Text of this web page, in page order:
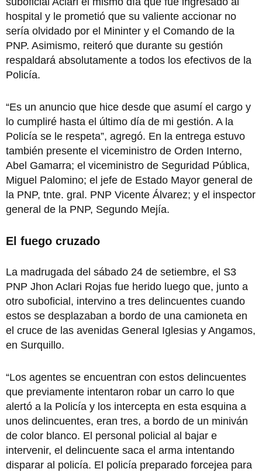
hospital y le prometió que su valiente accionar no
sería olvidado por el Mininter y el Comando de la
PNP. Asimismo, reiteró que durante su gestión
respaldará absolutamente a todos los efectivos de la
Policía.
“Es un anuncio que hice desde que asumí el cargo y
lo cumpliré hasta el último día de mi gestión. A la
Policía se le respeta”, agregó. En la entrega estuvo
también presente el viceministro de Orden Interno,
Abel Gamarra; el viceministro de Seguridad Pública,
Miguel Palomino; el jefe de Estado Mayor general de
la PNP, tnte. gral. PNP Vicente Álvarez; y el inspector
general de la PNP, Segundo Mejía.
El fuego cruzado
La madrugada del sábado 24 de setiembre, el S3
PNP Jhon Aclari Rojas fue herido luego que, junto a
otro suboficial, intervino a tres delincuentes cuando
estos se desplazaban a bordo de una camioneta en
el cruce de las avenidas General Iglesias y Angamos,
en Surquillo.
“Los agentes se encuentran con estos delincuentes
que previamente intentaron robar un carro lo que
alertó a la Policía y los intercepta en esta esquina a
unos delincuentes, eran tres, a bordo de un miniván
de color blanco. El personal policial al bajar e
intervenir, el delincuente saca el arma intentando
disparar al policía. El policía preparado forcejea para